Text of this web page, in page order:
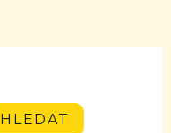
HLEDAT